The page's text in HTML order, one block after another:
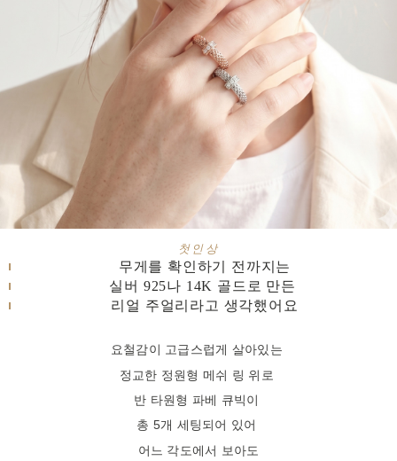
첫인상
무게를 확인하기 전까지는
실버 925나 14K 골드로 만든
리얼 주얼리라고 생각했어요
요철감이 고급스럽게 살아있는
정교한 정원형 메쉬 링 위로
반 타원형 파베 큐빅이
총 5개 세팅되어 있어
어느 각도에서 보아도